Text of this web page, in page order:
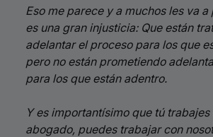
Eso me parece y a muchos les va
es una gran injusticia: Que están
adelantar el proceso para los que
pero no están prometiendo
para los que están adentro.
Y es importantísimo que tú trabajes
abogado, puedes trabajar con